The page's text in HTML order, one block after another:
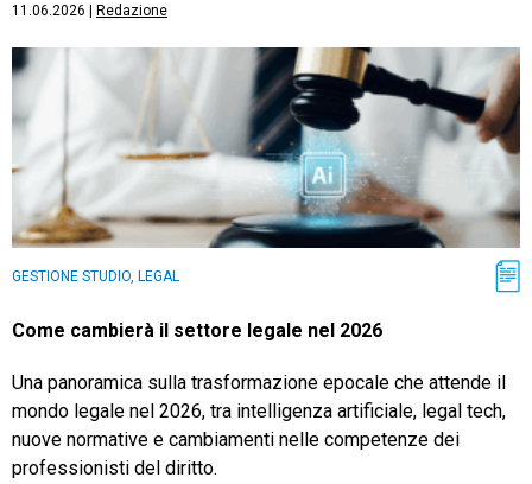
11.06.2026 Redazione
GESTIONE STUDIO, LEGAL
Come cambierà il settore legale nel 2026
Una panoramica sulla trasformazione epocale che attende il
mondo legale nel 2026, tra intelligenza artificiale, legal tech,
nuove normative e cambiamenti nelle competenze dei
professionisti del diritto.